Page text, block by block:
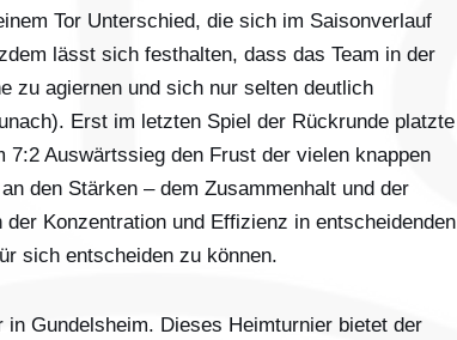
Tor Unterschied, die sich im Saisonverlauf
lässt sich festhalten, dass das Team in der
zu agiernen und sich nur selten deutlich
Erst im letzten Spiel der Rückrunde platzte
Auswärtssieg den Frust der vielen knappen
den Stärken – dem Zusammenhalt und der
Konzentration und Effizienz in entscheidenden
sich entscheiden zu können.
Gundelsheim. Dieses Heimturnier bietet der